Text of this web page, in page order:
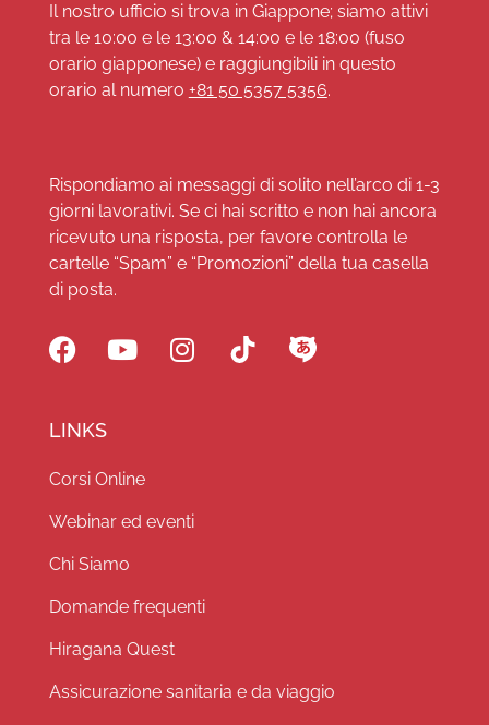
Il nostro ufficio si trova in Giappone; siamo attivi
tra le 10:00 e le 13:00 & 14:00 e le 18:00 (fuso
orario giapponese) e raggiungibili in questo
orario al numero +81 50 5357 5356.
Rispondiamo ai messaggi di solito nell’arco di 1-3
giorni lavorativi. Se ci hai scritto e non hai ancora
ricevuto una risposta, per favore controlla le
cartelle “Spam” e “Promozioni” della tua casella
di posta.
LINKS
Corsi Online
Webinar ed eventi
Chi Siamo
Domande frequenti
Hiragana Quest
Assicurazione sanitaria e da viaggio